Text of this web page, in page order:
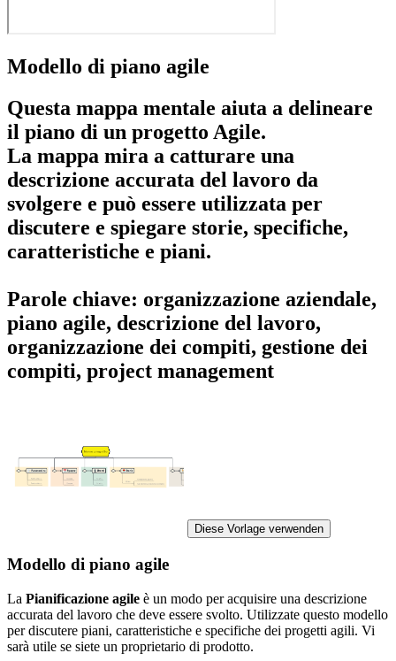
Modello di piano agile
Questa mappa mentale aiuta a delineare
il piano di un progetto Agile.
La mappa mira a catturare una
descrizione accurata del lavoro da
svolgere e può essere utilizzata per
discutere e spiegare storie, specifiche,
caratteristiche e piani.
Parole chiave: organizzazione aziendale,
piano agile, descrizione del lavoro,
organizzazione dei compiti, gestione dei
compiti, project management
Diese Vorlage verwenden
Modello di piano agile
La Pianificazione agile è un modo per acquisire una descrizione
accurata del lavoro che deve essere svolto. Utilizzate questo modello
per discutere piani, caratteristiche e specifiche dei progetti agili. Vi
sarà utile se siete un proprietario di prodotto.